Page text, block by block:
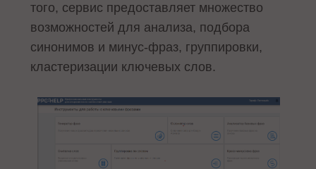
того, сервис предоставляет множество
возможностей для анализа, подбора
синонимов и минус-фраз, группировки,
кластеризации ключевых слов.